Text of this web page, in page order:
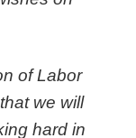
of Labor
we will
hard in